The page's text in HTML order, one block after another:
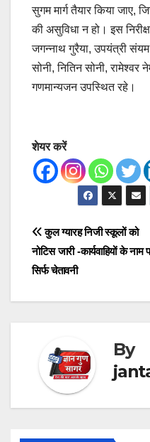
सुगम मार्ग तैयार किया जाए,
की असुविधा न हो। इस
जगन्नाथ गुरैया, उपयंत्री
सोनी, नितिन सोनी, रामेश्वर
गणमान्यजन उपस्थित रहे।
शेयर करें
Post
navigation
कुल ग्यारह निजी स्कूलों को
नोटिस जारी -कार्यवाहियों के नाम
सिर्फ चेतावनी
By